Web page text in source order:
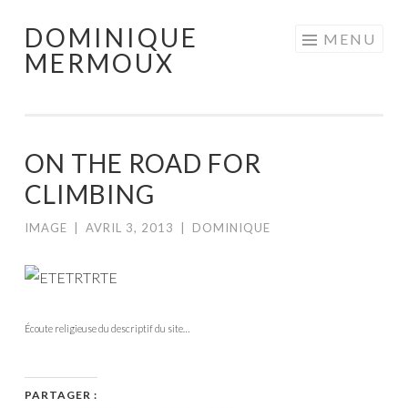
Aller
au
DOMINIQUE
MERMOUX
MENU
ON THE ROAD FOR
CLIMBING
IMAGE AVRIL 3, 2013 DOMINIQUE
Écoute religieuse du descriptif du site…
PARTAGER :